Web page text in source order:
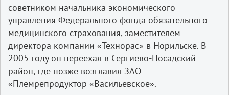
советником начальника экономического
управления Федерального фонда обязательного
медицинского страхования, заместителем
директора компании «Технорас» в Норильске. В
2005 году он переехал в Сергиево­-Посадский
район, где позже возглавил ЗАО
«Племрепродуктор «Васильевское».